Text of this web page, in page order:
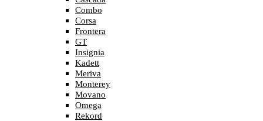
Combo
Corsa
Frontera
GT
Insignia
Kadett
Meriva
Monterey
Movano
Omega
Rekord